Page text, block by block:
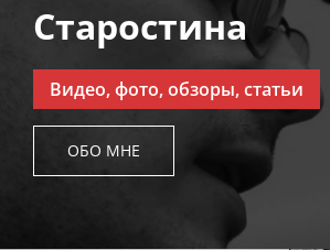
Старостина
Видео, фото, обзоры, статьи
ОБО МНЕ